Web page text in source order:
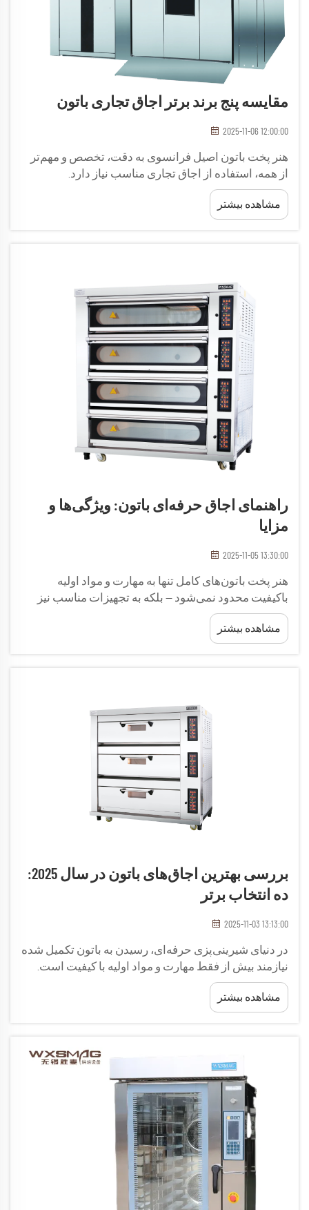
مقایسه پنج برند برتر اجاق تجاری باتون
2025-11-06 12:00:00
هنر پخت باتون اصیل فرانسوی به دقت، تخصص و مهم‌تر
از همه، استفاده از اجاق تجاری مناسب نیاز دارد.
آشپزخانه‌های حرفه‌ای در سراسر جهان به تجهیزات
تخصصی متکی هستند تا پوسته مشخص و ساختار داخلی
متخلخل و هوادار باتون را به دست آورند...
مشاهده بیشتر
راهنمای اجاق حرفه‌ای باتون: ویژگی‌ها و
مزایا
2025-11-05 13:30:00
هنر پخت باتون‌های کامل تنها به مهارت و مواد اولیه
باکیفیت محدود نمی‌شود — بلکه به تجهیزات مناسب نیز
نیاز دارد. اجاق حرفه‌ای باتون‌پز سنگ بنای هر عملیات جدی
آشپزخانه‌ای محسوب می‌شود و توزیع دقیق حرارت را
تضمین می‌کند...
مشاهده بیشتر
بررسی بهترین اجاق‌های باتون در سال 2025:
ده انتخاب برتر
2025-11-03 13:13:00
در دنیای شیرینی‌پزی حرفه‌ای، رسیدن به باتون تکمیل شده
نیازمند بیش از فقط مهارت و مواد اولیه با کیفیت است.
تجهیزات مناسب، به ویژه یک اجاق تخصصی برای باتون،
تفاوت عمده‌ای بین نان متوسط و نان سطح آرایشگاه ایجاد
می‌کند.
مشاهده بیشتر